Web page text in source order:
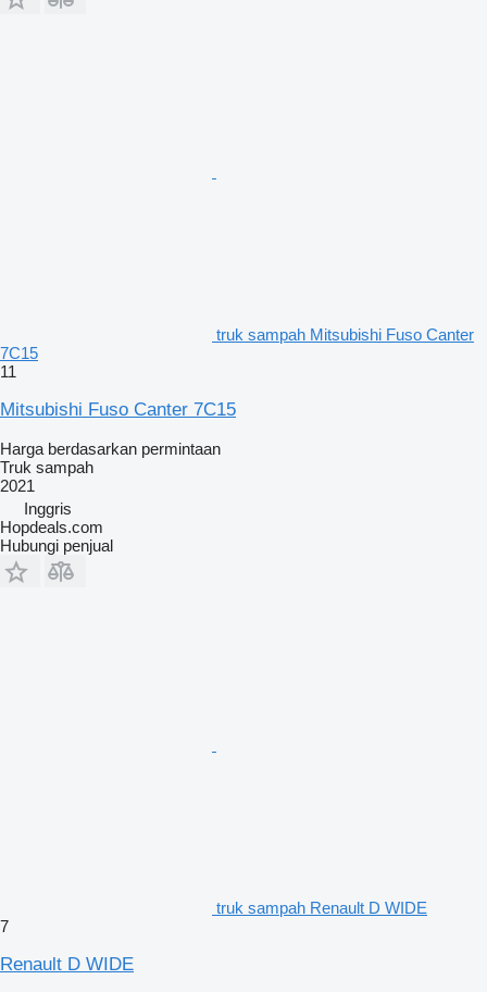
truk sampah Mitsubishi Fuso Canter
7C15
11
Mitsubishi Fuso Canter 7C15
Harga berdasarkan permintaan
Truk sampah
2021
Inggris
Hopdeals.com
Hubungi penjual
truk sampah Renault D WIDE
7
Renault D WIDE